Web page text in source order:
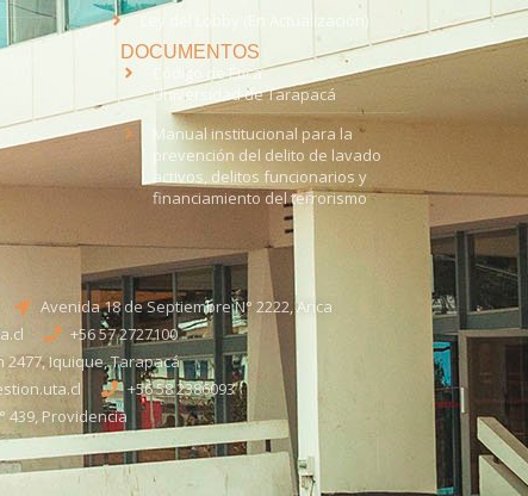
Ley del Lobby (En Actualización)
DOCUMENTOS
Código de Ética
Universidad de Tarapacá
Manual institucional para la
prevención del delito de lavado
activos, delitos funcionarios y
financiamiento del terrorismo
Avenida 18 de Septiembre N° 2222, Arica
+56 57 2727100​
2477, Iquique, Tarapacá
+56 58 2386093
439, Providencia